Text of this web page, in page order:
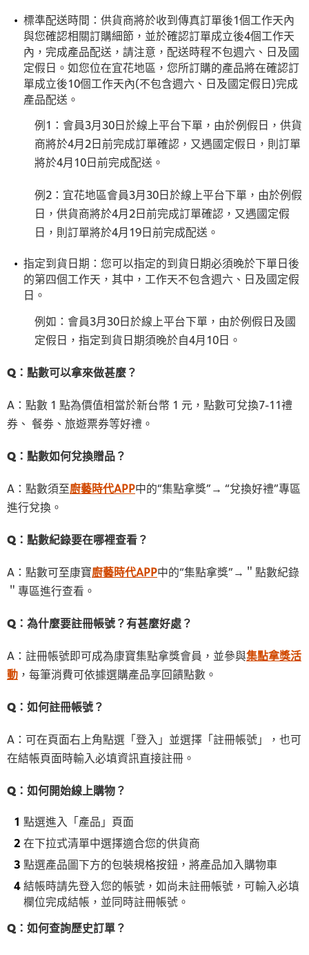
標準配送時間：供貨商將於收到傳真訂單後1個工作天內
與您確認相關訂購細節，並於確認訂單成立後4個工作天
內，完成產品配送，請注意，配送時程不包週六、日及國
定假日。如您位在宜花地區，您所訂購的產品將在確認訂
單成立後10個工作天內(不包含週六、日及國定假日)完成
產品配送。
例1：會員3月30日於線上平台下單，由於例假日，供貨
商將於4月2日前完成訂單確認，又遇國定假日，則訂單
將於4月10日前完成配送。
例2：宜花地區會員3月30日於線上平台下單，由於例假
日，供貨商將於4月2日前完成訂單確認，又遇國定假
日，則訂單將於4月19日前完成配送。
指定到貨日期：您可以指定的到貨日期必須晚於下單日後
的第四個工作天，其中，工作天不包含週六、日及國定假
日。
例如：會員3月30日於線上平台下單，由於例假日及國
定假日，指定到貨日期須晚於自4月10日。
Q：點數可以拿來做甚麼？
A：點數 1 點為價值相當於新台幣 1 元，點數可兌換7-11禮
券、 餐劵、旅遊票券等好禮。
Q：點數如何兌換贈品？
A：點數須至廚藝時代APP中的“集點拿獎”→ “兌換好禮”專區
進行兌換。
Q：點數紀錄要在哪裡查看？
A：點數可至康寶廚藝時代APP中的“集點拿獎”→＂點數紀錄
＂專區進行查看。
Q：為什麼要註冊帳號？有甚麼好處？
A：註冊帳號即可成為康寶集點拿獎會員，並參與集點拿獎活
動 ，每筆消費可依據選購產品享回饋點數。
Q：如何註冊帳號？
A：可在頁面右上角點選「登入」並選擇「註冊帳號」，也可
在結帳頁面時輸入必填資訊直接註冊。
Q：如何開始線上購物？
點選進入「產品」頁面
在下拉式清單中選擇適合您的供貨商
點選產品圖下方的包裝規格按鈕，將產品加入購物車
結帳時請先登入您的帳號，如尚未註冊帳號，可輸入必填
欄位完成結帳，並同時註冊帳號。
Q：如何查詢歷史訂單？